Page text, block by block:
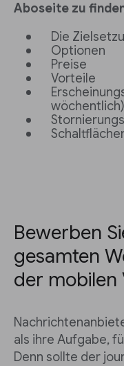
Aboseite zu
Die
Optionen
Preise
Vorteile
wöchentlich)
Bewerben
gesamten
der mobilen
als ihre Aufgabe,
Denn sollte der